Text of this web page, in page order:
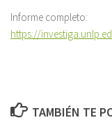
Informe completo:
https://
TAMBIÉN TE